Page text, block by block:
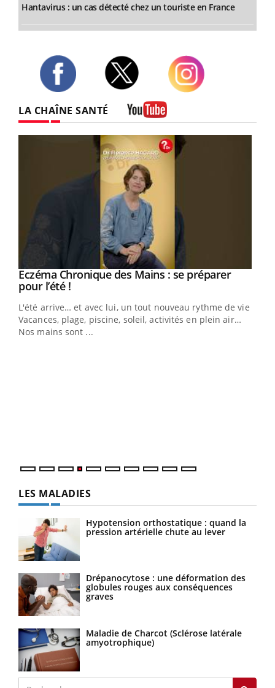
Hantavirus : un cas détecté chez un touriste en France
LA CHAÎNE SANTÉ
Youtube
Eczéma Chronique des Mains : se préparer
pour l’été !Youtube
L'été arrive… et avec lui, un tout nouveau rythme de vie !
Vacances, plage, piscine, soleil, activités en plein air…
Nos mains sont ...
LES MALADIES
Hypotension orthostatique : quand la
pression artérielle chute au lever
Drépanocytose : une déformation des
globules rouges aux conséquences
graves
Maladie de Charcot (Sclérose latérale
amyotrophique)